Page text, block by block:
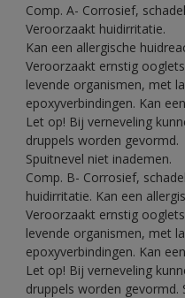
Comp. A- Corrosief,
Veroorzaakt huidirritatie.
Kan een allergische
Veroorzaakt ernstig
levende organismen, met
epoxyverbindingen. Kan
Let op! Bij verneveling
druppels worden gevormd.
Spuitnevel niet inademen.
Comp. B- Corrosief,
huidirritatie. Kan een
Veroorzaakt ernstig
levende organismen, met
epoxyverbindingen. Kan
Let op! Bij verneveling
druppels worden gevormd.